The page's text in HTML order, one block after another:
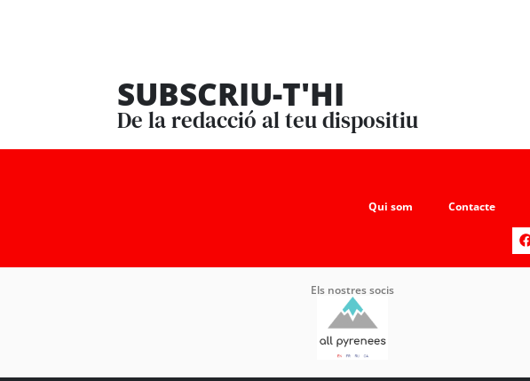
SUBSCRIU-T'HI
De la redacció al teu dispositiu
Qui som Contacte
Els nostres socis